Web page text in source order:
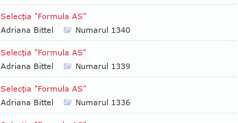
Selecţia "Formula AS"
Adriana Bittel
Numarul 1340
Selecţia "Formula AS"
Adriana Bittel
Numarul 1339
Selecţia "Formula AS"
Adriana Bittel
Numarul 1336